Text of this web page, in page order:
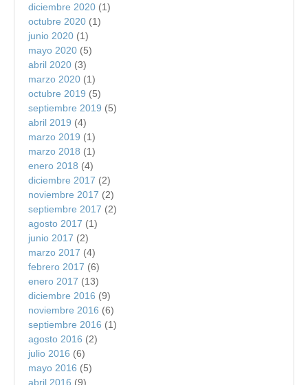
diciembre 2020 (1)
octubre 2020 (1)
junio 2020 (1)
mayo 2020 (5)
abril 2020 (3)
marzo 2020 (1)
octubre 2019 (5)
septiembre 2019 (5)
abril 2019 (4)
marzo 2019 (1)
marzo 2018 (1)
enero 2018 (4)
diciembre 2017 (2)
noviembre 2017 (2)
septiembre 2017 (2)
agosto 2017 (1)
junio 2017 (2)
marzo 2017 (4)
febrero 2017 (6)
enero 2017 (13)
diciembre 2016 (9)
noviembre 2016 (6)
septiembre 2016 (1)
agosto 2016 (2)
julio 2016 (6)
mayo 2016 (5)
abril 2016 (9)